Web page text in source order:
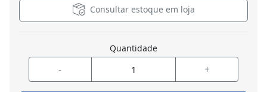
Consultar estoque em loja
Quantidade
- +